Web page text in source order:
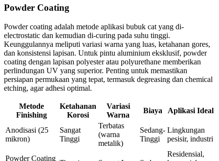
Powder Coating
Powder coating adalah metode aplikasi bubuk cat yang di-
electrostatic dan kemudian di-curing pada suhu tinggi.
Keunggulannya meliputi variasi warna yang luas, ketahanan gores,
dan konsistensi lapisan. Untuk pintu aluminium eksklusif, powder
coating dengan lapisan polyester atau polyurethane memberikan
perlindungan UV yang superior. Penting untuk memastikan
persiapan permukaan yang tepat, termasuk degreasing dan chemical
etching, agar adhesi optimal.
Metode
Finishing
Ketahanan
Korosi
Variasi
Warna
Biaya Aplikasi Ideal
Anodisasi (25
mikron)
Sangat
Tinggi
Terbatas
(warna
metalik)
Sedang-
Tinggi
Lingkungan
pesisir, industri
Powder Coating
Residensial,